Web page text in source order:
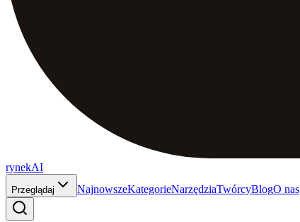
rynekAI
Przeglądaj NajnowszeKategorieNarzędziaTwórcyBlogO nas